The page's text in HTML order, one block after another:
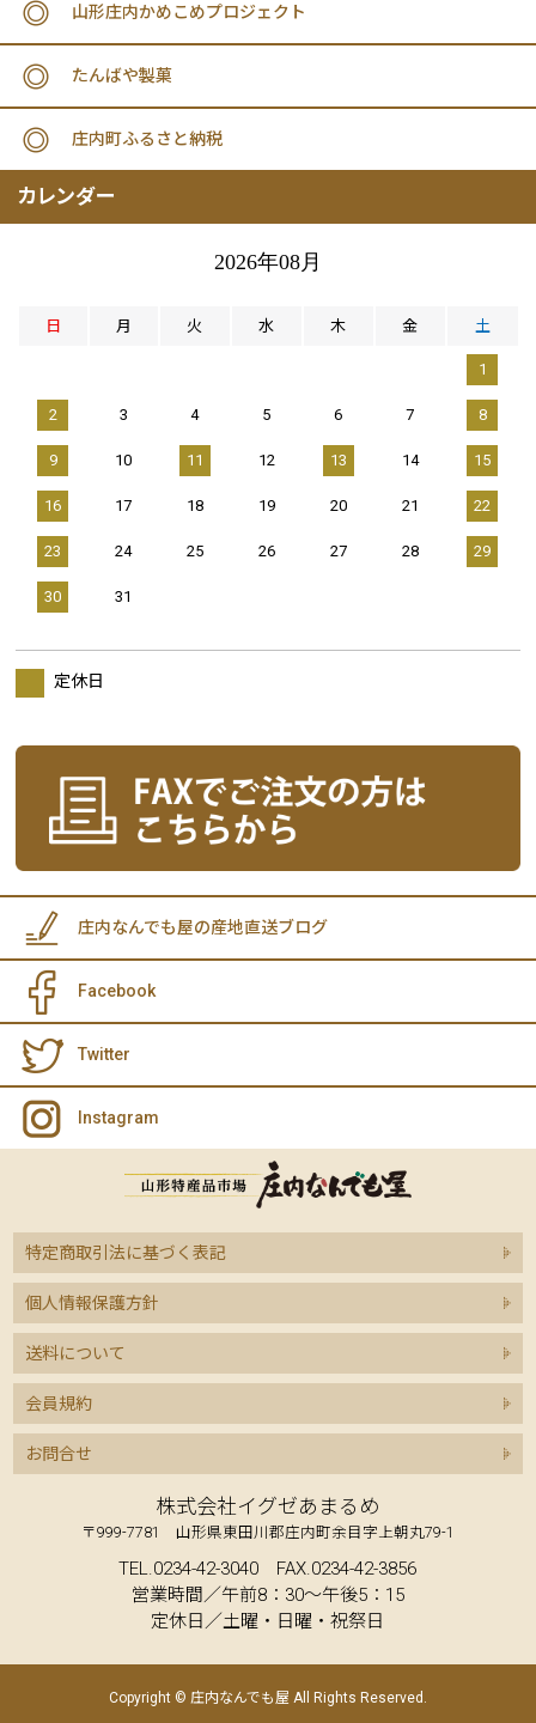
山形庄内かめこめプロジェクト
たんばや製菓
庄内町ふるさと納税
カレンダー
2026年08月
日 月 火 水 木 金 土
1
2 3 4 5 6 7 8
9 10 11 12 13 14 15
16 17 18 19 20 21 22
23 24 25 26 27 28 29
30 31
定休日
庄内なんでも屋の産地直送ブログ
Facebook
Twitter
Instagram
特定商取引法に基づく表記
個人情報保護方針
送料について
会員規約
お問合せ
株式会社イグゼあまるめ
〒999-7781 山形県東田川郡庄内町余目字上朝丸79-1
TEL.0234-42-3040 FAX.0234-42-3856
営業時間／午前8：30～午後5：15
定休日／土曜・日曜・祝祭日
Copyright © 庄内なんでも屋 All Rights Reserved.